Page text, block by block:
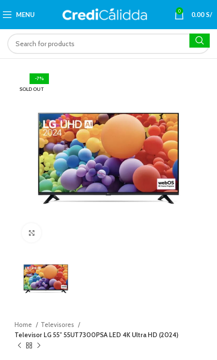
MENU 0 0.00S/
-7%
SOLD OUT
Home
Televisores
Televisor LG 55″ 55UT7300PSA LED 4K Ultra HD (2024)